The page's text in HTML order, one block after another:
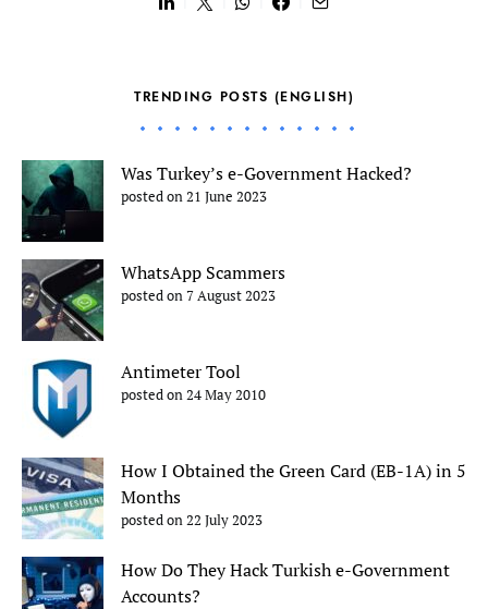
TRENDING POSTS (ENGLISH)
Was Turkey’s e-Government Hacked?
posted on 21 June 2023
WhatsApp Scammers
posted on 7 August 2023
Antimeter Tool
posted on 24 May 2010
How I Obtained the Green Card (EB-1A) in 5
Months
posted on 22 July 2023
How Do They Hack Turkish e-Government
Accounts?